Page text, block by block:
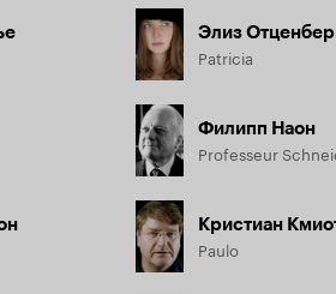
Элиз
Patricia
Филипп Наон
Professeur
Кристиан
Paulo